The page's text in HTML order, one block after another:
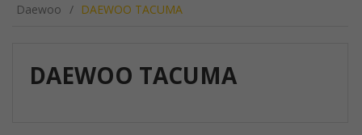
Daewoo DAEWOO TACUMA
DAEWOO TACUMA